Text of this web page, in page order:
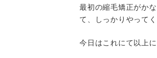
最初の縮毛矯正がか
て、しっかりやって
今日はこれにて以上に